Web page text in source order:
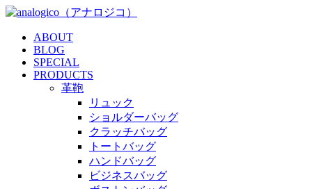
ABOUT
BLOG
SPECIAL
PRODUCTS
革鞄
リュック
ショルダーバッグ
クラッチバッグ
トートバッグ
ハンドバッグ
ビジネスバッグ